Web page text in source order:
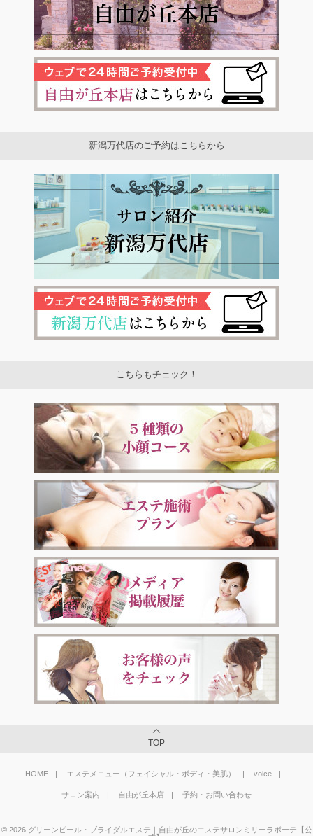
新潟万代店のご予約はこちらから
こちらもチェック！
TOP
HOME エステメニュー（フェイシャル・ボディ・美肌） voice
サロン案内 自由が丘本店 予約・お問い合わせ
© 2026 グリーンピール・ブライダルエステ｜自由が丘のエステサロンミリーラボーテ【公